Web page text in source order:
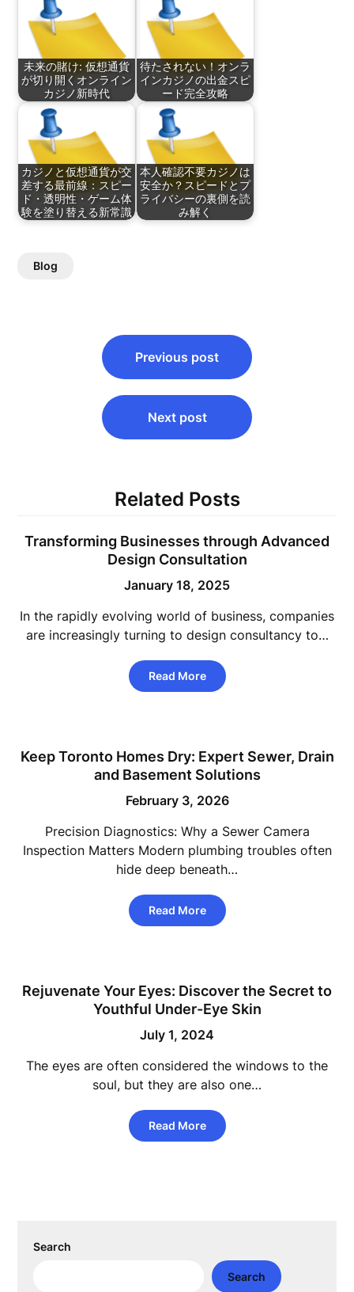
未来の賭け: 仮想通貨
が切り開くオンライン
カジノ新時代
待たされない！オンラ
インカジノの出金スピ
ード完全攻略
カジノと仮想通貨が交
差する最前線：スピー
ド・透明性・ゲーム体
験を塗り替える新常識
本人確認不要カジノは
安全か？スピードとプ
ライバシーの裏側を読
み解く
Blog
navigation
Previous post
Next post
Related Posts
Transforming Businesses through Advanced
Design Consultation
January 18, 2025
In the rapidly evolving world of business, companies
are increasingly turning to design consultancy to…
Read More
Keep Toronto Homes Dry: Expert Sewer, Drain
and Basement Solutions
February 3, 2026
Precision Diagnostics: Why a Sewer Camera
Inspection Matters Modern plumbing troubles often
hide deep beneath…
Read More
Rejuvenate Your Eyes: Discover the Secret to
Youthful Under-Eye Skin
July 1, 2024
The eyes are often considered the windows to the
soul, but they are also one…
Read More
Search
Search